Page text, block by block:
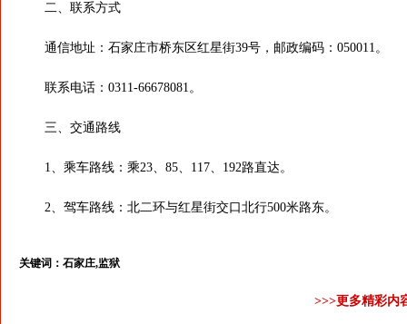
二、联系方式
通信地址：石家庄市桥东区红星街39号，邮政编码：050011。
联系电话：0311-66678081。
三、交通路线
1、乘车路线：乘23、85、117、192路直达。
2、驾车路线：北二环与红星街交口北行500米路东。
关键词： 石家庄,监狱
>>>更多精彩内